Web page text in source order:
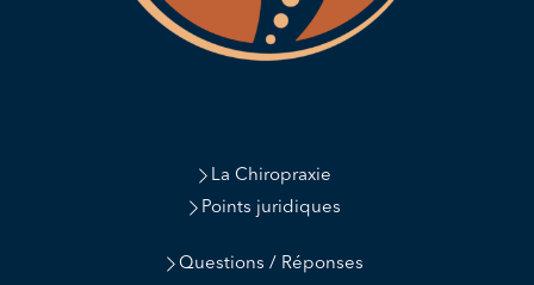
La Chiropraxie
Points juridiques
Questions / Réponses